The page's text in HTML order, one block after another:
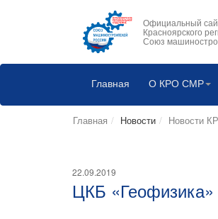
Официальный
Красноярского
Союз
Главная О КРО СМР
Главная Новости Новости
22.09.2019
ЦКБ «Геофизика»